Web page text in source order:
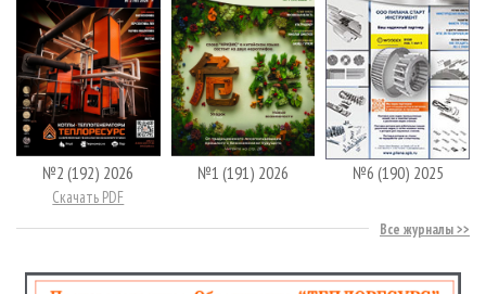
№2 (192) 2026
Скачать PDF
№1 (191) 2026 №6 (190) 2025
Все журналы